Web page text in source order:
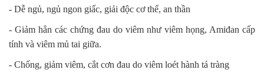
- Dễ ngủ, ngủ ngon giấc, giải độc cơ thể, an thần
- Giảm hẳn các chứng đau do viêm như viêm họng, Amiđan cấp
tính và viêm mủ tai giữa.
- Chống, giảm viêm, cắt cơn đau do viêm loét hành tá tràng